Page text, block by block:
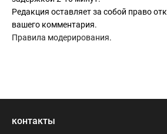
Редакция оставляет за собой право
вашего комментария.
Правила модерирования.
контакты